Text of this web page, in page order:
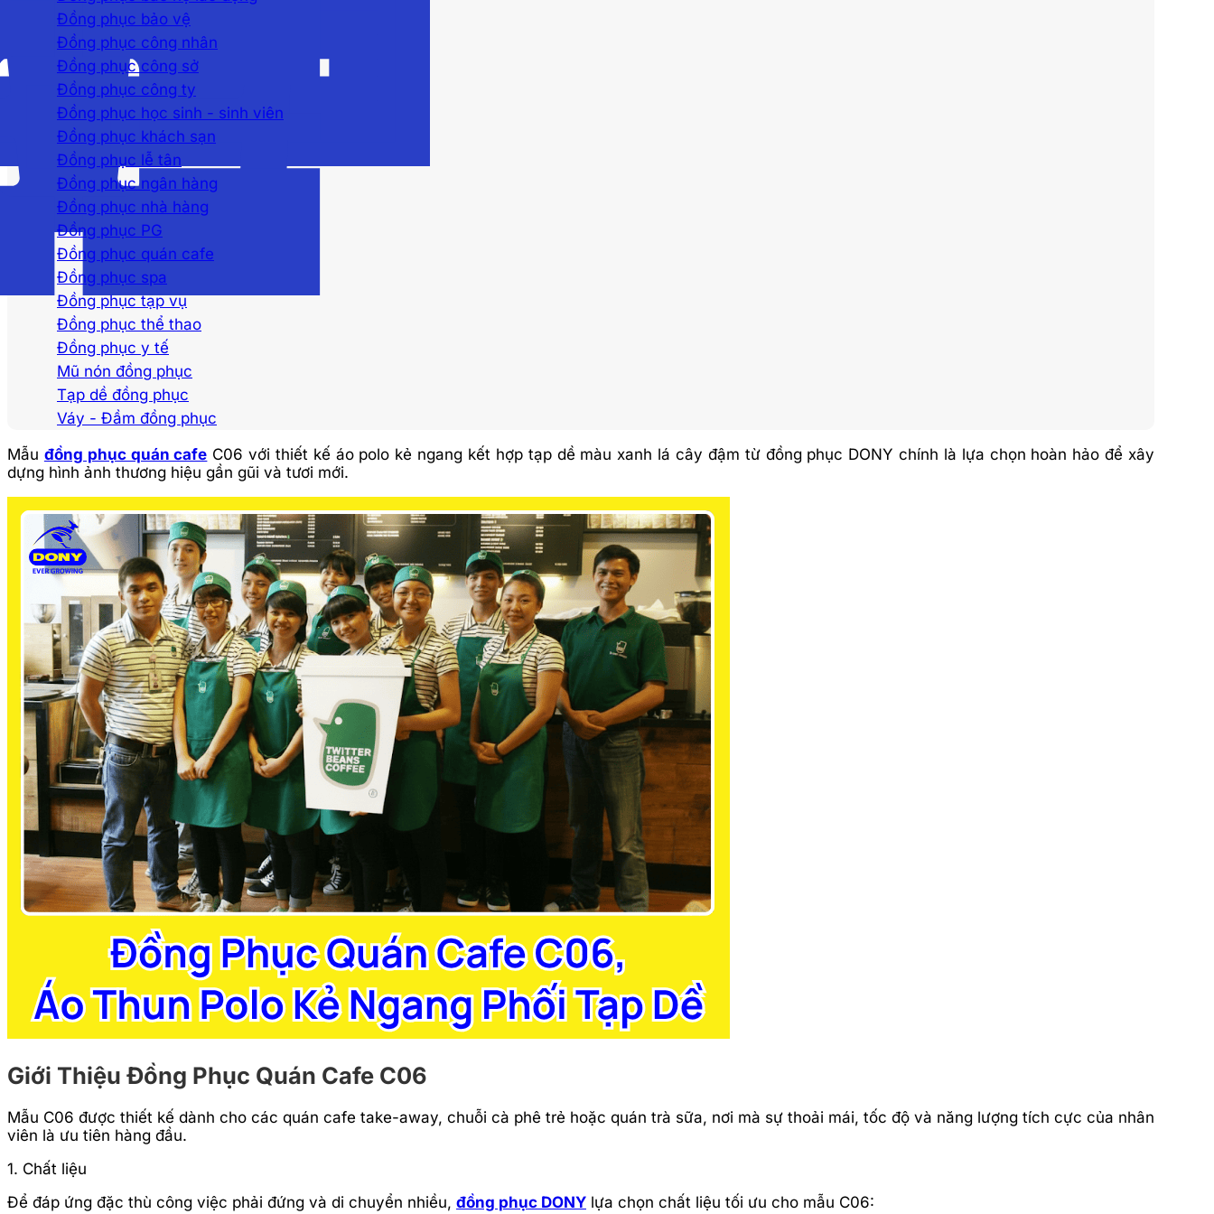
Đồng phục bảo vệ
Đồng phục công nhân
Đồng phục công sở
Đồng phục công ty
Đồng phục học sinh - sinh viên
Đồng phục khách sạn
Đồng phục lễ tân
Đồng phục ngân hàng
Đồng phục nhà hàng
Đồng phục PG
Đồng phục quán cafe
Đồng phục spa
Đồng phục tạp vụ
Đồng phục thể thao
Đồng phục y tế
Mũ nón đồng phục
Tạp dề đồng phục
Váy - Đầm đồng phục
Mẫu đồng phục quán cafe C06 với thiết kế áo polo kẻ ngang kết hợp tạp dề màu xanh lá cây đậm từ đồng phục DONY chính là lựa chọn hoàn hảo để xây
dựng hình ảnh thương hiệu gần gũi và tươi mới.
Giới Thiệu Đồng Phục Quán Cafe C06
Mẫu C06 được thiết kế dành cho các quán cafe take-away, chuỗi cà phê trẻ hoặc quán trà sữa, nơi mà sự thoải mái, tốc độ và năng lượng tích cực của nhân
viên là ưu tiên hàng đầu.
1. Chất liệu
Để đáp ứng đặc thù công việc phải đứng và di chuyển nhiều, đồng phục DONY lựa chọn chất liệu tối ưu cho mẫu C06: